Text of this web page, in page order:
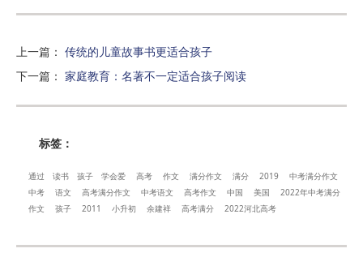
上一篇 ： 传统的儿童故事书更适合孩子
下一篇 ： 家庭教育：名著不一定适合孩子阅读
标签：
通过 读书 孩子 学会爱 高考 作文 满分作文 满分 2019
中考满分作文
中考
语文 高考满分作文 中考语文 高考作文 中国 美国
2022年中考满分
作文
孩子 2011 小升初 余建祥 高考满分 2022河北高考